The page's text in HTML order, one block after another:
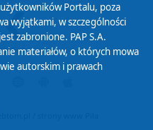
Portalu, poza
wyjątkami, w szczególności
zabronione. PAP S.A.
materiałów, o których mowa
autorskim i prawach